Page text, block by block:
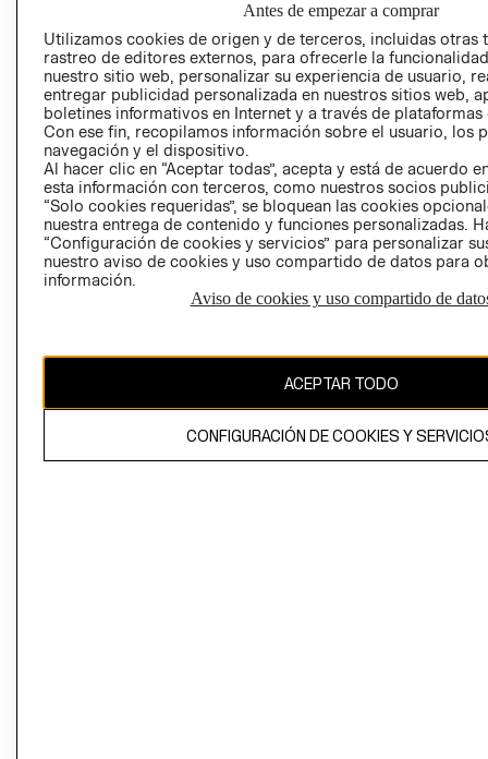
GIFT CARD
AVISO DE
Perú (S/)
CAMBIAR REGIÓN
propiedad de H&M Hennes & Mauritz AB
Antes de empezar a comprar
Utilizamos cookies de origen y de terceros, incluidas otras
rastreo de editores externos, para ofrecerle la
nuestro sitio web, personalizar su experiencia de usuario,
entregar publicidad personalizada en nuestros sitios web,
boletines informativos en Internet y a través de plataformas
Con ese fin, recopilamos información sobre el usuario, los
navegación y el dispositivo.
Al hacer clic en “Aceptar todas”, acepta y está de acuerdo
esta información con terceros, como nuestros socios
“Solo cookies requeridas”, se bloquean las cookies
nuestra entrega de contenido y funciones personalizadas.
“Configuración de cookies y servicios” para personalizar
nuestro aviso de cookies y uso compartido de datos para
información.
Aviso de cookies y uso compartido de
ACEPTAR TODO
CONFIGURACIÓN DE COOKIES Y